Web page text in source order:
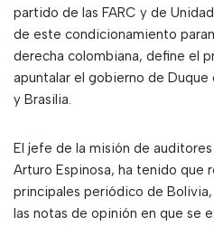
partido de las FARC y de
de este condicionamiento
derecha colombiana, define el
apuntalar el gobierno de
y Brasilia.
El jefe de la misión de
Arturo Espinosa, ha tenido que
principales periódico de
las notas de opinión en que se